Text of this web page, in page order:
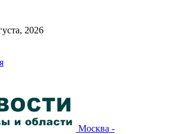
2026
Москва -